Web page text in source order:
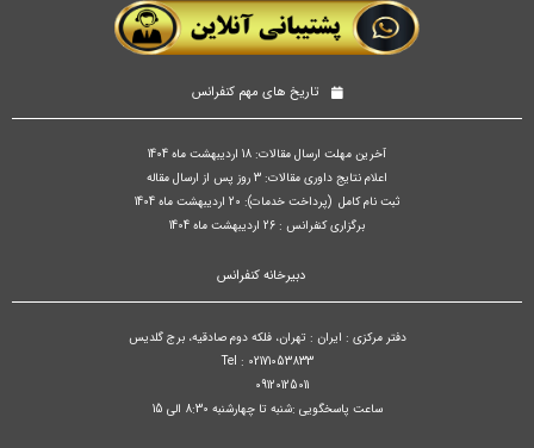
تاریخ های مهم کنفرانس
آخرین مهلت ارسال مقالات: 18 اردیبهشت ماه 1404
اعلام نتایج داوری مقالات: 3 روز پس از ارسال مقاله
ثبت نام کامل (پرداخت خدمات): 20 اردیبهشت ماه 1404
برگزاری کنفرانس : 26 اردیبهشت ماه 1404
دبیرخانه کنفرانس
دفتر مرکزی : ایران : تهران، فلکه دوم صادقیه، برج گلدیس
Tel : 02171053833
09120125011
ساعت پاسخگویی :شنبه تا چهارشنبه 8:30 الی 15